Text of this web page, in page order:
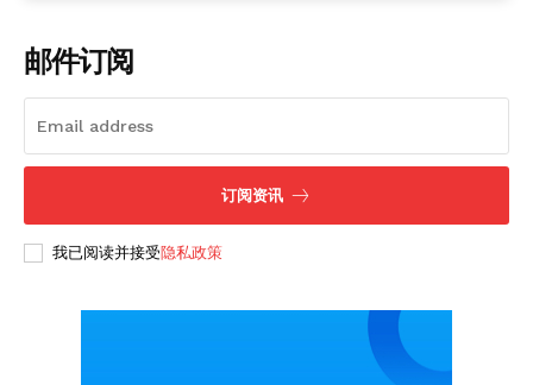
邮件订阅
订阅资讯
我已阅读并接受隐私政策